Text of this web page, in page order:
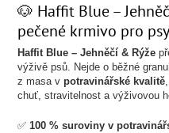
🐶 Haffit Blue –
pečené krmivo pro
Haffit Blue – Jehněčí & Rýže
výživě psů. Nejde o běžné
z masa vpotravinářské kvalitě
chuť, stravitelnost a výživovou
✅100 % suroviny v